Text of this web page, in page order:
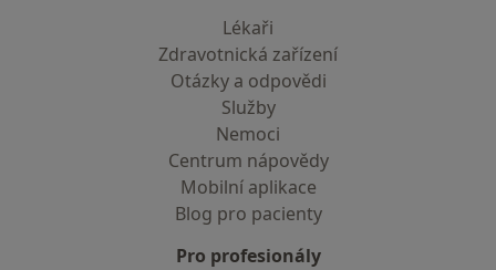
Lékaři
Zdravotnická zařízení
Otázky a odpovědi
Služby
Nemoci
Centrum nápovědy
Mobilní aplikace
Blog pro pacienty
Pro profesionály